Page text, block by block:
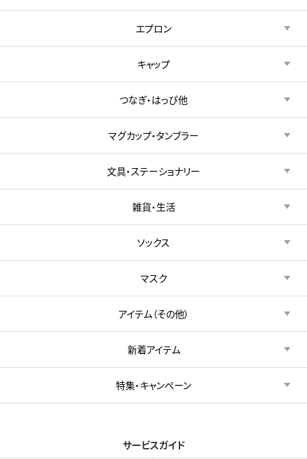
エプロン
キャップ
つなぎ・はっぴ他
マグカップ・タンブラー
文具・ステーショナリー
雑貨・生活
ソックス
マスク
アイテム（その他）
新着アイテム
特集・キャンペーン
サービスガイド